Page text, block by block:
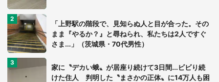
「上野駅の階段で、見知らぬ人と目が合った。その
まま『やるか？』と尋ねられ、私たちは2人ですぐ
さま...」（茨城県・70代男性）
家に〝デカい蛾〟が居座り続けて3日間...ビビり続
けた住人 判明した〝まさかの正体〟に14万人も困